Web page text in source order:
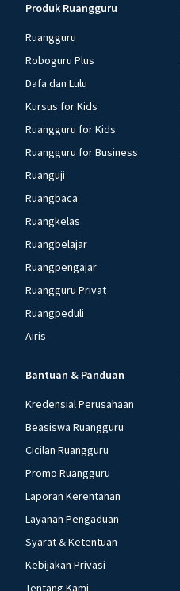
Produk Ruangguru
Ruangguru
Roboguru Plus
Dafa dan Lulu
Kursus for Kids
Ruangguru for Kids
Ruangguru for Business
Ruanguji
Ruangbaca
Ruangkelas
Ruangbelajar
Ruangpengajar
Ruangguru Privat
Ruangpeduli
Airis
Bantuan & Panduan
Kredensial Perusahaan
Beasiswa Ruangguru
Cicilan Ruangguru
Promo Ruangguru
Laporan Kerentanan
Layanan Pengaduan
Syarat & Ketentuan
Kebijakan Privasi
Tentang Kami